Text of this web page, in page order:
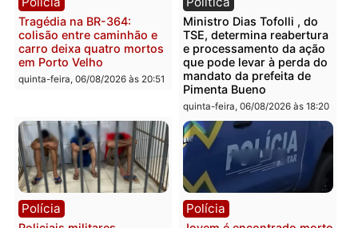
sexta-feira, 07/08/2026 às
Polícia
Homem é encontrado
morto em residência no
bairro Colina Park em RO
sexta-feira, 07/08/2026 às 09:30
Polícia
Polícia Militar apreende
explosivos e
durante patrulhamento
fluvial no Rio Madeira em
Porto Velho
sexta-feira, 07/08/2026 às